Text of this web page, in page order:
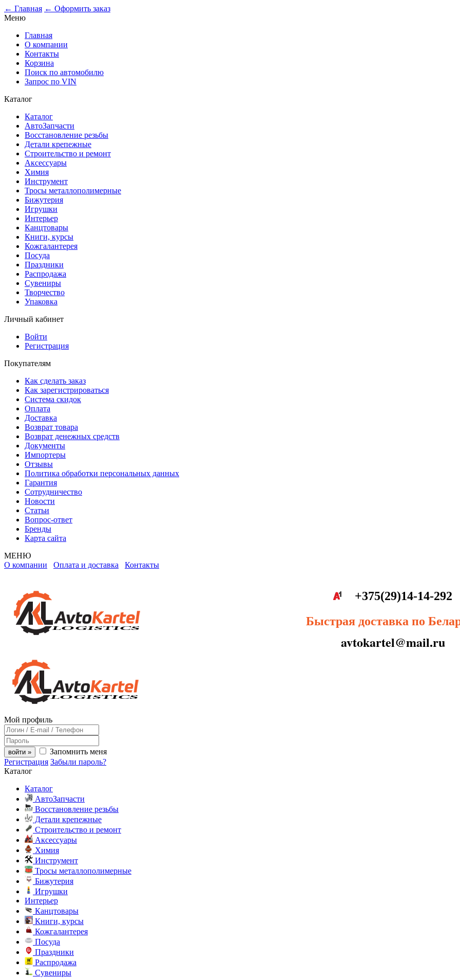
← Главная ← Оформить заказ
Меню
Главная
О компании
Контакты
Корзина
Поиск по автомобилю
Запрос по VIN
Каталог
Каталог
АвтоЗапчасти
Восстановление резьбы
Детали крепежные
Строительство и ремонт
Аксессуары
Химия
Инструмент
Тросы металлополимерные
Бижутерия
Игрушки
Интерьер
Канцтовары
Книги, курсы
Кожгалантерея
Посуда
Праздники
Распродажа
Сувениры
Творчество
Упаковка
Личный кабинет
Войти
Регистрация
Покупателям
Как сделать заказ
Как зарегистрироваться
Система скидок
Оплата
Доставка
Возврат товара
Возврат денежных средств
Документы
Импортеры
Отзывы
Политика обработки персональных данных
Гарантия
Сотрудничество
Новости
Статьи
Вопрос-ответ
Бренды
Карта сайта
МЕНЮ
О компании
Оплата и доставка Контакты
+375(29)14-14-292
Быстрая доставка по
avtokartel@mail.ru
Мой профиль
войти »
Запомнить меня
Регистрация Забыли пароль?
Каталог
Каталог
АвтоЗапчасти
Восстановление резьбы
Детали крепежные
Строительство и ремонт
Аксессуары
Химия
Инструмент
Тросы металлополимерные
Бижутерия
Игрушки
Интерьер
Канцтовары
Книги, курсы
Кожгалантерея
Посуда
Праздники
Распродажа
Сувениры